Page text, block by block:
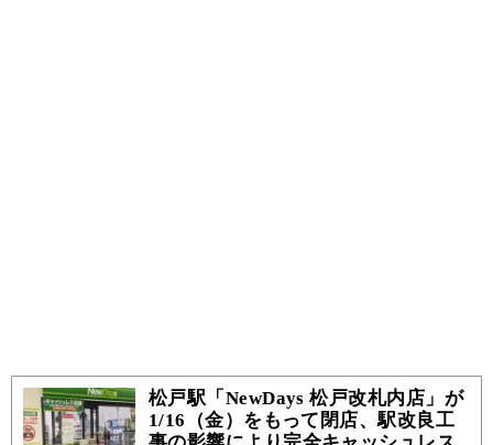
松戸駅「NewDays 松戸改札内店」が
1/16（金）をもって閉店、駅改良工